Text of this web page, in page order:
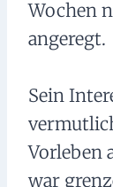
Wochen
angeregt.
Sein
Vorleben
war